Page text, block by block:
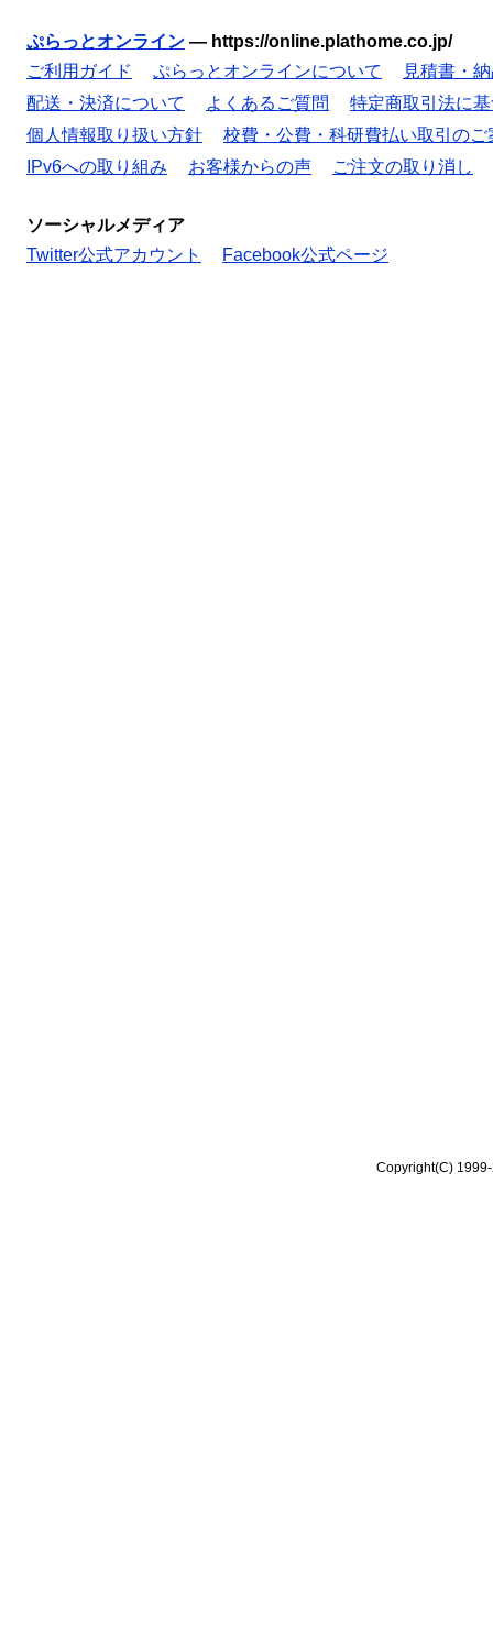
ぷらっとオンライン — https://online.plathome.co.jp/
ご利用ガイド
ぷらっとオンラインについて
見積書・
配送・決済について
よくあるご質問
特定商取引法に
個人情報取り扱い方針
校費・公費・科研費払い取引のご
IPv6への取り組み
お客様からの声 ご注文の取り消し
ソーシャルメディア
Twitter公式アカウント
Facebook公式ページ
Copyright(C)